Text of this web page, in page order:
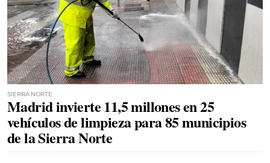
SIERRA NORTE
Madrid invierte 11,5 millones en 25
vehículos de limpieza para 85 municipios
de la Sierra Norte